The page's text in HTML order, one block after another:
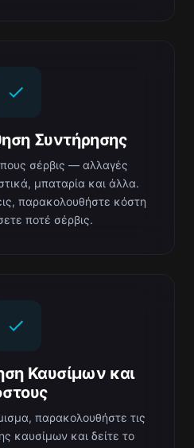
Συντήρησης
σέρβις — αλλαγές
μπαταρία και άλλα.
παρακολουθήστε κόστη
ποτέ σέρβις.
Καυσίμων και
παρακολουθήστε τις
καυσίμων και δείτε το